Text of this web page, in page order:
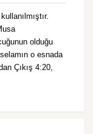
olduğu
o esnada
Çıkış 4:20,